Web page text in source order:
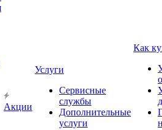
Акции
Услуги
Сервисные
службы
Дополнительные
услуги
Как